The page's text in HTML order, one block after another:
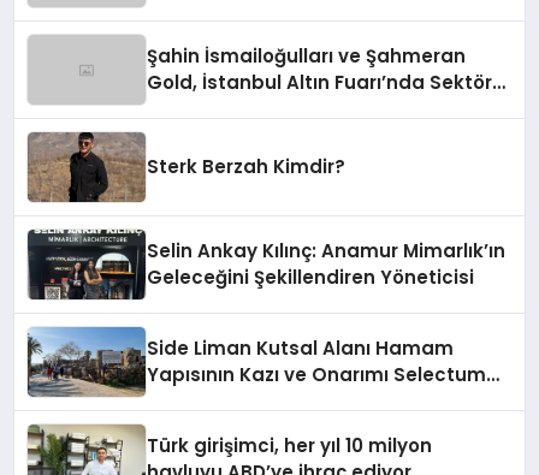
Şahin İsmailoğulları ve Şahmeran
Gold, İstanbul Altın Fuarı’nda Sektöre
Sterk Berzah Kimdir?
Selin Ankay Kılınç: Anamur Mimarlık’ın
Geleceğini Şekillendiren Yöneticisi
Side Liman Kutsal Alanı Hamam
Yapısının Kazı ve Onarımı Selectum
Türk girişimci, her yıl 10 milyon